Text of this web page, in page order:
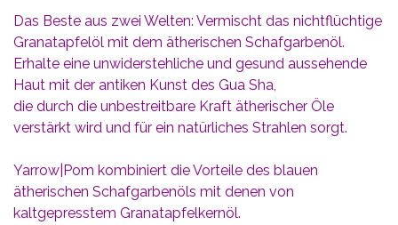
Das Beste aus zwei Welten: Vermischt das nichtflüchtige
Granatapfelöl mit dem ätherischen Schafgarbenöl.
Erhalte eine unwiderstehliche und gesund aussehende
Haut mit der antiken Kunst des Gua Sha,
die durch die unbestreitbare Kraft ätherischer Öle
verstärkt wird und für ein natürliches Strahlen sorgt.
Yarrow|Pom kombiniert die Vorteile des blauen
ätherischen Schafgarbenöls mit denen von
kaltgepresstem Granatapfelkernöl.